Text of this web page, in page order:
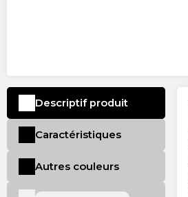
Descriptif produit
Caractéristiques
Autres couleurs